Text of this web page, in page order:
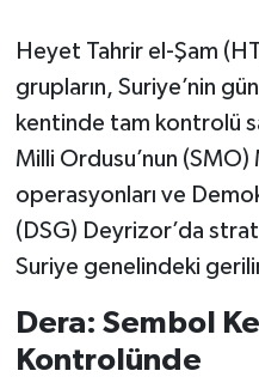
Heyet Tahrir el-Şam
grupların, Suriye’nin
kentinde tam kontrolü
Milli Ordusu’nun (SMO)
operasyonları ve
(DSG) Deyrizor’da
Suriye genelindeki
Dera: Sembol
Kontrolünde